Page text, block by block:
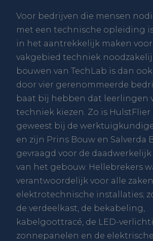
Voor bedrijven die mensen
met een technische opleiding
in het aantrekkelijk maken
vakgebied techniek
bouwen van TechLab is dan
door vier gerenommeerde
baat bij hebben dat leerlingen
techniek kiezen. Zo is
geweest bij de
en zijn Prins Bouw en Salverda
gevraagd voor de
van het gebouw. Hellebrekers
verantwoordelijk voor alle
elektrotechnische installaties;
de verdeelkast, de bekabeling,
kabelgoottracé, de LED-
zonnepanelen en de